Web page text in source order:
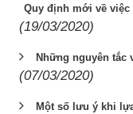
Quy định mới về
(19/03/2020)
Những nguyên tắc
(07/03/2020)
Một số lưu ý khi